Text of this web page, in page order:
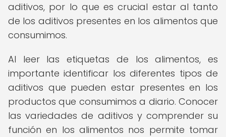
aditivos, por lo que es crucial estar al tanto
de los aditivos presentes en los alimentos que
consumimos.
Al leer las etiquetas de los alimentos, es
importante identificar los diferentes tipos de
aditivos que pueden estar presentes en los
productos que consumimos a diario. Conocer
las variedades de aditivos y comprender su
función en los alimentos nos permite tomar